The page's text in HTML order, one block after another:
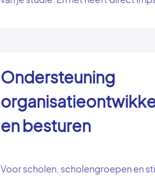
Ondersteuning
en besturen
Voor scholen, scholengroepen en